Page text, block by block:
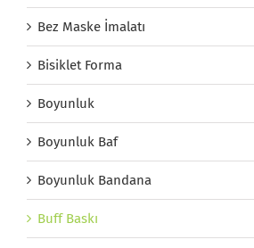
Bez Maske İmalatı
Bisiklet Forma
Boyunluk
Boyunluk Baf
Boyunluk Bandana
Buff Baskı